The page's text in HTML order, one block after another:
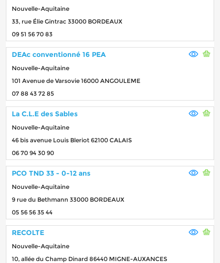
Nouvelle-Aquitaine
33, rue Élie Gintrac 33000 BORDEAUX
09 51 56 70 83
DEAc conventionné 16 PEA
Nouvelle-Aquitaine
101 Avenue de Varsovie 16000 ANGOULEME
07 88 43 72 85
La C.L.E des Sables
Nouvelle-Aquitaine
46 bis avenue Louis Bleriot 62100 CALAIS
06 70 94 30 90
PCO TND 33 - 0-12 ans
Nouvelle-Aquitaine
9 rue du Bethmann 33000 BORDEAUX
05 56 56 35 44
RECOLTE
Nouvelle-Aquitaine
10, allée du Champ Dinard 86440 MIGNE-AUXANCES